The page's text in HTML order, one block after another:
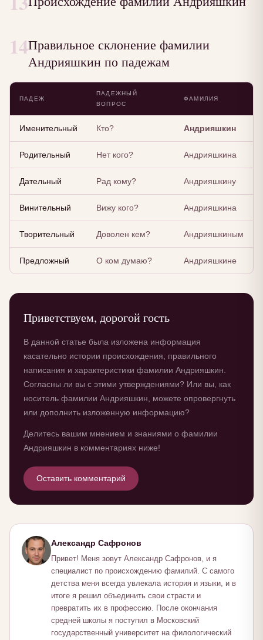
14Правильное склонение фамилии
Андрияшкин по падежам
ПАДЕЖ
ПАДЕЖНЫЙ
ВОПРОС
ФАМИЛИЯ
Именительный Кто? Андрияшкин
Родительный Нет кого? Андрияшкина
Дательный Рад кому? Андрияшкину
Винительный Вижу кого? Андрияшкина
Творительный Доволен кем? Андрияшкиным
Предложный О ком думаю? Андрияшкине
Приветствуем, дорогой гость
В данной статье была изложена информация
касательно истории происхождения, правильного
написания и характеристики фамилии Андрияшкин.
Согласны ли вы с этими утверждениями? Или вы, как
носитель фамилии Андрияшкин, можете опровергнуть
или дополнить изложенную информацию?
Делитесь вашим мнением и знаниями о фамилии
Андрияшкин в комментариях ниже!
Оставить комментарий
Александр Сафронов
Привет! Меня зовут Александр Сафронов, и я
специалист по происхождению фамилий. С самого
детства меня всегда увлекала история и языки, и в
итоге я решил объединить свои страсти и
превратить их в профессию. После окончания
средней школы я поступил в Московский
государственный университет на филологический